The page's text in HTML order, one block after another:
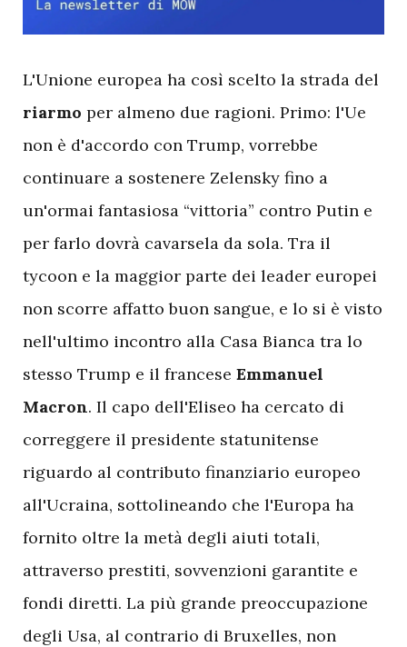
L'Unione europea ha così scelto la strada del
riarmo per almeno due ragioni. Primo: l'Ue
non è d'accordo con Trump, vorrebbe
continuare a sostenere Zelensky fino a
un'ormai fantasiosa “vittoria” contro Putin e
per farlo dovrà cavarsela da sola. Tra il
tycoon e la maggior parte dei leader europei
non scorre affatto buon sangue, e lo si è visto
nell'ultimo incontro alla Casa Bianca tra lo
stesso Trump e il francese Emmanuel
Macron. Il capo dell'Eliseo ha cercato di
correggere il presidente statunitense
riguardo al contributo finanziario europeo
all'Ucraina, sottolineando che l'Europa ha
fornito oltre la metà degli aiuti totali,
attraverso prestiti, sovvenzioni garantite e
fondi diretti. La più grande preoccupazione
degli Usa, al contrario di Bruxelles, non